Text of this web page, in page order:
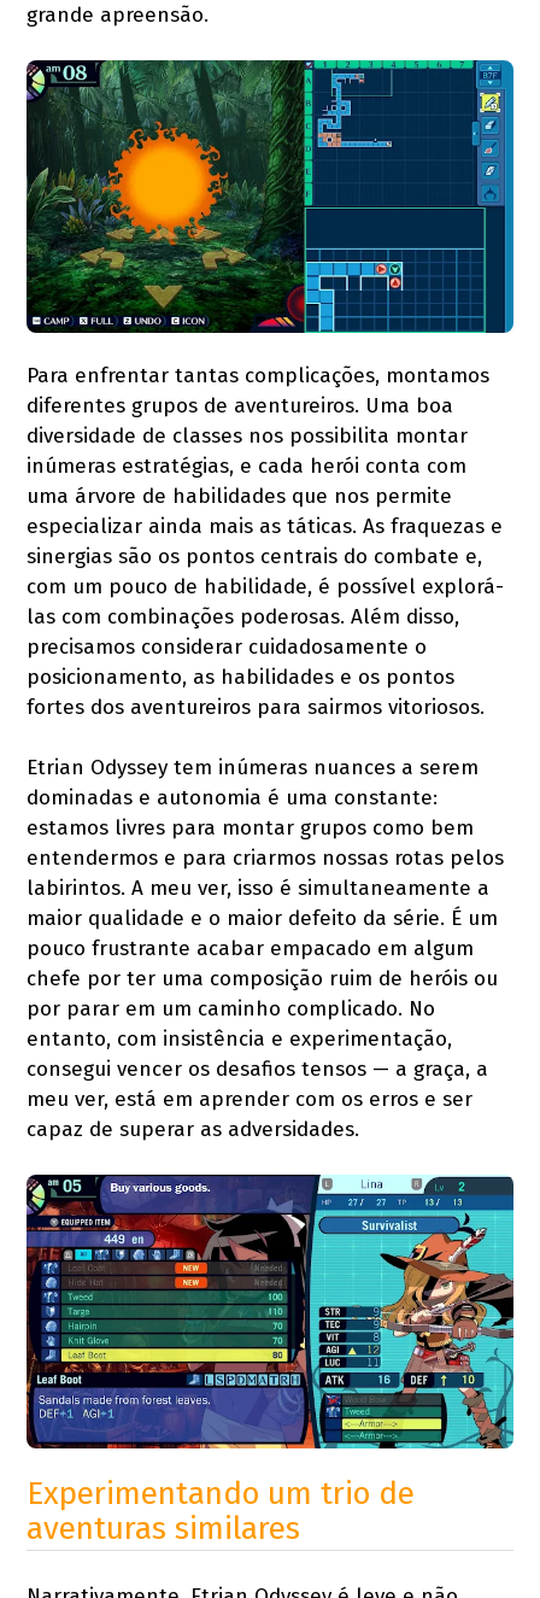
grande apreensão.
Para enfrentar tantas complicações, montamos
diferentes grupos de aventureiros. Uma boa
diversidade de classes nos possibilita montar
inúmeras estratégias, e cada herói conta com
uma árvore de habilidades que nos permite
especializar ainda mais as táticas. As fraquezas e
sinergias são os pontos centrais do combate e,
com um pouco de habilidade, é possível explorá-
las com combinações poderosas. Além disso,
precisamos considerar cuidadosamente o
posicionamento, as habilidades e os pontos
fortes dos aventureiros para sairmos vitoriosos.
Etrian Odyssey tem inúmeras nuances a serem
dominadas e autonomia é uma constante:
estamos livres para montar grupos como bem
entendermos e para criarmos nossas rotas pelos
labirintos. A meu ver, isso é simultaneamente a
maior qualidade e o maior defeito da série. É um
pouco frustrante acabar empacado em algum
chefe por ter uma composição ruim de heróis ou
por parar em um caminho complicado. No
entanto, com insistência e experimentação,
consegui vencer os desafios tensos — a graça, a
meu ver, está em aprender com os erros e ser
capaz de superar as adversidades.
Experimentando um trio de
aventuras similares